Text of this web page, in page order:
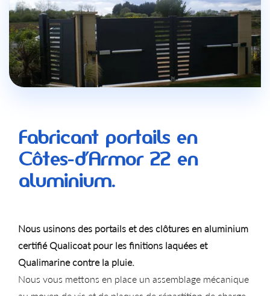
Fabricant portails en
Côtes-d’Armor 22 en
aluminium.
Nous usinons des portails et des clôtures en aluminium
certifié Qualicoat pour les finitions laquées et
Qualimarine contre la pluie.
Nous vous mettons en place un assemblage mécanique